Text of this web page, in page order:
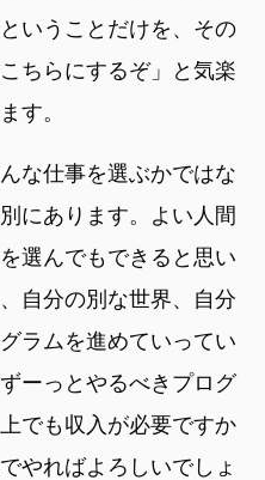
いうことだけを、その
ちらにするぞ」と気楽
す。
な仕事を選ぶかではな
にあります。よい人間
選んでもできると思い
自分の別な世界、自分
ラムを進めていってい
ーっとやるべきプログ
でも収入が必要ですか
やればよろしいでしょ